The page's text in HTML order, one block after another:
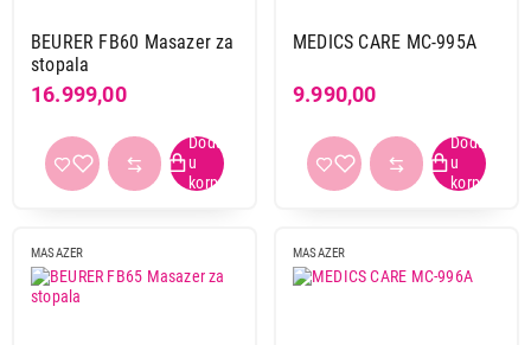
BEURER FB60 Masazer za
stopala
16.999,00
MEDICS CARE MC-995A
9.990,00
MASAZER MASAZER